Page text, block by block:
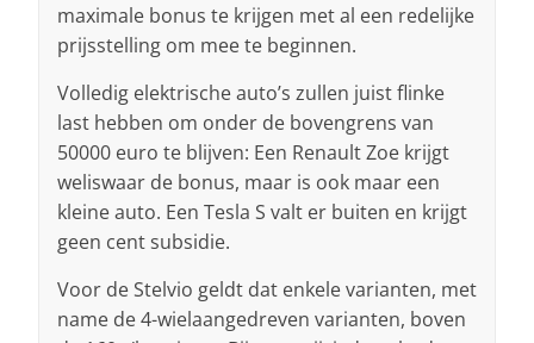
maximale bonus te krijgen met al een redelijke
prijsstelling om mee te beginnen.
Volledig elektrische auto’s zullen juist flinke
last hebben om onder de bovengrens van
50000 euro te blijven: Een Renault Zoe krijgt
weliswaar de bonus, maar is ook maar een
kleine auto. Een Tesla S valt er buiten en krijgt
geen cent subsidie.
Voor de Stelvio geldt dat enkele varianten, met
name de 4-wielaangedreven varianten, boven